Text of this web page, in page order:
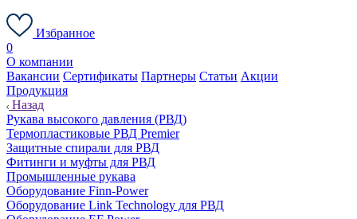
Избранное
0
О компании
Вакансии Сертификаты Партнеры Статьи Акции
Продукция
Назад
Рукава высокого давления (РВД)
Термопластиковые РВД Premier
Защитные спирали для РВД
Фитинги и муфты для РВД
Промышленные рукава
Оборудование Finn-Power
Оборудование Link Technology для РВД